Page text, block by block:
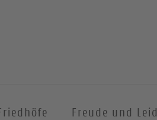
Freude und Leid